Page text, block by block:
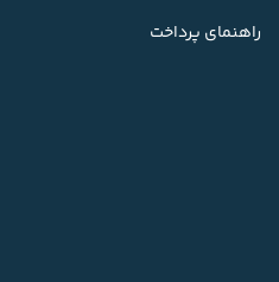
راهنمای پرداخت